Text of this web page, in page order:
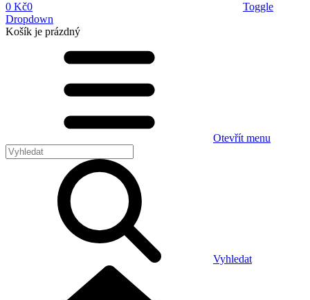
0 Kč0
Toggle
Dropdown
Košík je prázdný
Otevřít menu
Vyhledat